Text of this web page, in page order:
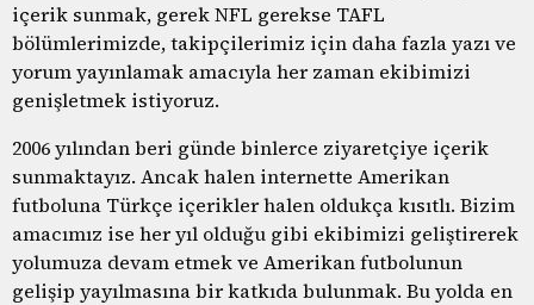
içerik sunmak, gerek NFL gerekse TAFL
bölümlerimizde, takipçilerimiz için daha fazla yazı ve
yorum yayınlamak amacıyla her zaman ekibimizi
genişletmek istiyoruz.
2006 yılından beri günde binlerce ziyaretçiye içerik
sunmaktayız. Ancak halen internette Amerikan
futboluna Türkçe içerikler halen oldukça kısıtlı. Bizim
amacımız ise her yıl olduğu gibi ekibimizi geliştirerek
yolumuza devam etmek ve Amerikan futbolunun
gelişip yayılmasına bir katkıda bulunmak. Bu yolda en